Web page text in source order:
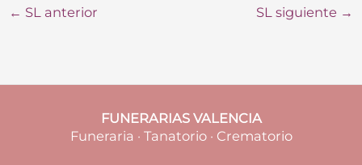
← SL anterior SL siguiente →
FUNERARIAS VALENCIA
Funeraria · Tanatorio · Crematorio